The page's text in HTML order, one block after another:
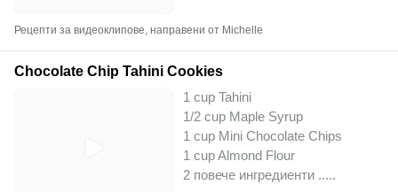
Рецепти за видеоклипове, направени от Michelle
Chocolate Chip Tahini Cookies
1 cup Tahini
1/2 cup Maple Syrup
1 cup Mini Chocolate Chips
1 cup Almond Flour
2 повече ингредиенти .....